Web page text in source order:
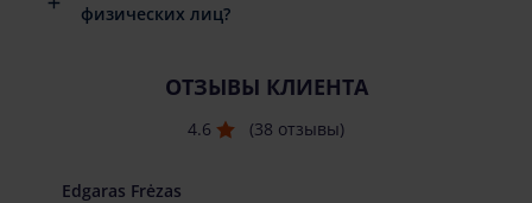
физических лиц?
ОТЗЫВЫ КЛИЕНТА
4.6 (38 отзывы)
Edgaras Frėzas